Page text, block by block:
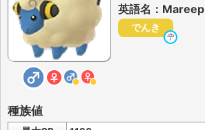
英語名：Mareep
でんき
種族値